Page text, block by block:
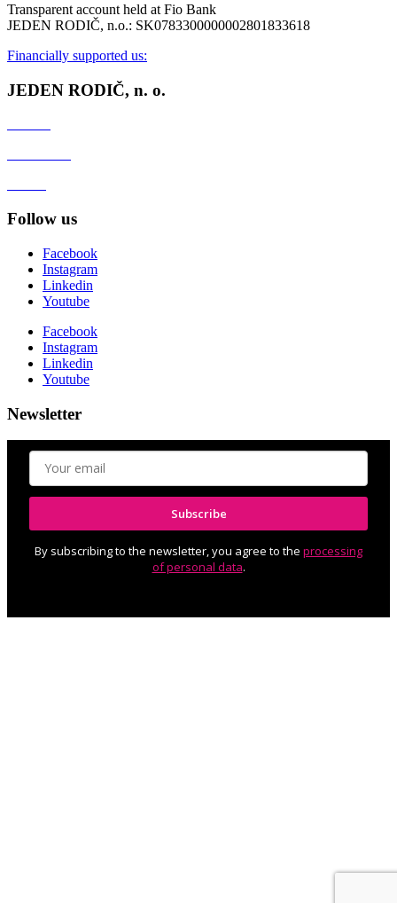
Transparent account held at Fio Bank
JEDEN RODIČ, n.o.: SK0783300000002801833618
Financially supported us:
JEDEN RODIČ, n. o.
Follow us
Facebook
Instagram
Linkedin
Youtube
Facebook
Instagram
Linkedin
Youtube
Newsletter
Subscribe
By subscribing to the newsletter, you agree to the processing
of personal data.